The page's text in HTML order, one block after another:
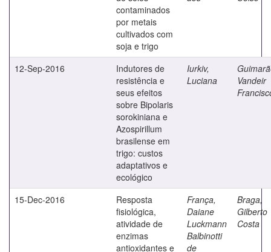
contaminados
por metais
cultivados com
soja e trigo
12-Sep-2016
Indutores de
resistência e
seus efeitos
sobre Bipolaris
sorokiniana e
Azospirillum
brasilense em
trigo: custos
adaptativos e
ecológico
Iurkiv,
Luciana
Vandeir
15-Dec-2016
Resposta
fisiológica,
atividade de
enzimas
antioxidantes e
França,
Daiane
Luckmann
Balbinotti
de
Braga,
Gilberto
Costa